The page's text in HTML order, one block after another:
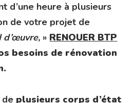
d’une heure à plusieurs
de votre projet de
d’œuvre, » RENOUER BTP
besoins de rénovation
de plusieurs corps d’état